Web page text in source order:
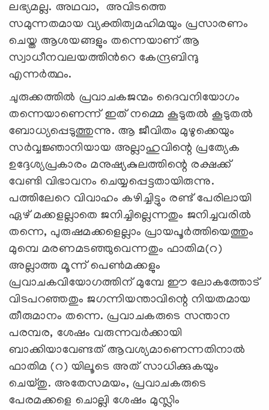
ലഭ്യമല്ല. അഥവാ, അവിടത്തെ
സമുന്നതമായ വ്യക്തിത്വമഹിമയും പ്രസാരണം
ചെയ്ത ആശയങ്ങളും തന്നെയാണ് ആ
സ്വാധീനവലയത്തിന്‍റെ കേന്ദ്രബിന്ദു
എന്നര്‍ത്ഥം.
ചുരുക്കത്തില്‍ പ്രവാചകജന്മം ദൈവനിയോഗം
തന്നെയാണെന്ന് ഇത് നമ്മെ കൂടുതല്‍ കൂടുതല്‍
ബോധ്യപ്പെടുത്തുന്നു. ആ ജീവിതം മുഴുക്കെയും
സര്‍വ്വജ്ഞാനിയായ അല്ലാഹുവിന്റെ പ്രത്യേക
ഉദ്ദേശ്യപ്രകാരം മനുഷ്യകുലത്തിന്റെ രക്ഷക്ക്
വേണ്ടി വിഭാവനം ചെയ്യപ്പെട്ടതായിരുന്നു.
പത്തിലേറെ വിവാഹം കഴിച്ചിട്ടും രണ്ട് പേരിലായി
ഏഴ് മക്കളല്ലാതെ ജനിച്ചില്ലെന്നതും ജനിച്ചവരില്‍
തന്നെ, പുരുഷമക്കളെല്ലാം പ്രായപൂര്‍ത്തിയെത്തും
മുമ്പെ മരണമടഞ്ഞുവെന്നതും ഫാതിമ(റ)
അല്ലാത്ത മൂന്ന് പെണ്‍മക്കളും
പ്രവാചകവിയോഗത്തിന് മുമ്പേ ഈ ലോകത്തോട്
വിടപറഞ്ഞതും ജഗന്നിയന്താവിന്റെ നിയതമായ
തീരുമാനം തന്നെ. പ്രവാചകരുടെ സന്താന
പരമ്പര, ശേഷം വരുന്നവര്‍ക്കായി
ബാക്കിയാവേണ്ടത് ആവശ്യമാണെന്നതിനാല്‍
ഫാതിമ (റ) യിലൂടെ അത് സാധിക്കുകയും
ചെയ്തു. അതേസമയം, പ്രവാചകരുടെ
പേരമക്കളെ ചൊല്ലി ശേഷം മുസ്ലിം